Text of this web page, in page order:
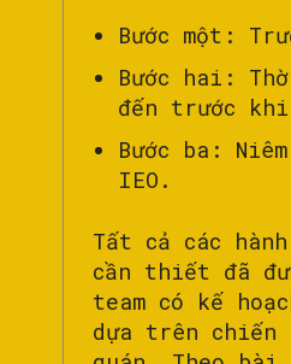
Bước một:
Bước hai:
đến trước
Bước ba:
IEO.
Tất cả các
cần thiết đã
team có kế
dựa trên chiến